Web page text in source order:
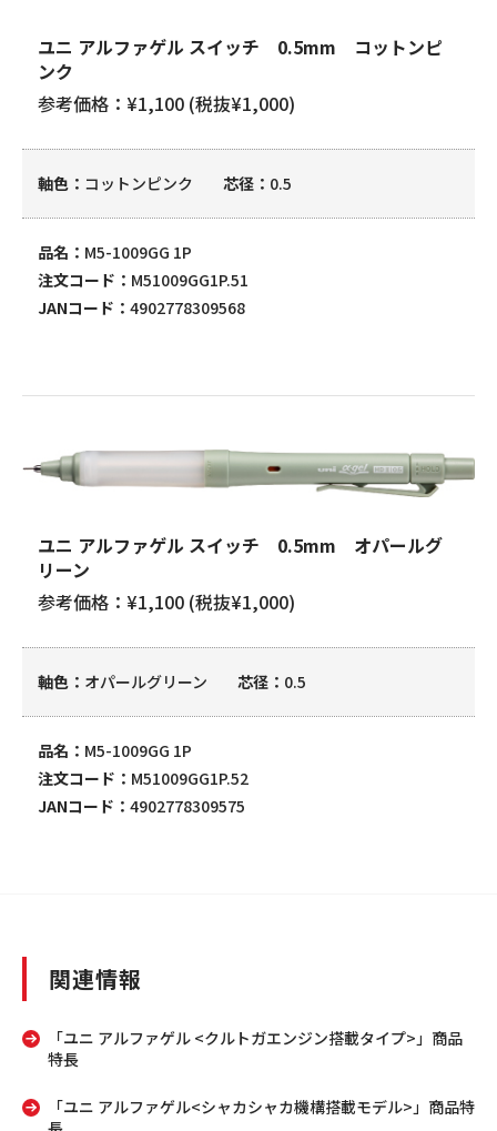
ユニ アルファゲル スイッチ 0.5mm コットンピ
ンク
参考価格：¥1,100 (税抜¥1,000)
軸色 コットンピンク 芯径 0.5
品名
M5-1009GG 1P
注文コード
M51009GG1P.51
JANコード
4902778309568
ユニ アルファゲル スイッチ 0.5mm オパールグ
リーン
参考価格：¥1,100 (税抜¥1,000)
軸色 オパールグリーン 芯径 0.5
品名
M5-1009GG 1P
注文コード
M51009GG1P.52
JANコード
4902778309575
関連情報
「ユニ アルファゲル <クルトガエンジン搭載タイプ>」商品
特長
「ユニ アルファゲル<シャカシャカ機構搭載モデル>」商品特